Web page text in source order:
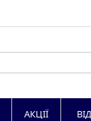
АКЦІЇ